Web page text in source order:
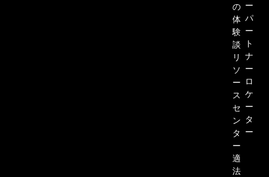
の
体
験
談
リ
ソ
ー
ス
セ
ン
タ
ー
適
法
ー
パ
ー
ト
ナ
ー
ロ
ケ
ー
タ
ー